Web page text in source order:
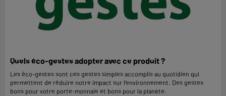
Quels éco-gestes adopter avec ce produit ?
Les éco-gestes sont ces gestes simples accomplis au quotidien qui
permettent de réduire notre impact sur l'environnement. Des gestes
bons pour votre porte-monnaie et bons pour la planète.